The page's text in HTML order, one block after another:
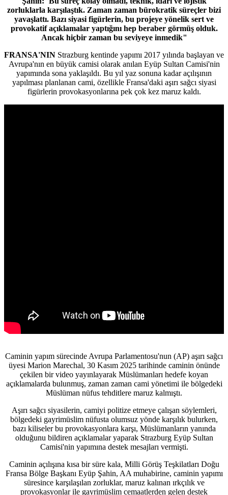
zorluklarla karşılaştık. Zaman zaman bürokratik süreçler bizi
yavaşlattı. Bazı siyasi figürlerin, bu projeye yönelik sert ve
provokatif açıklamalar yaptığını hep beraber görmüş olduk.
Ancak hiçbir zaman bu seviyeye inmedik"
FRANSA'NIN Strazburg kentinde yapımı 2017 yılında başlayan ve
Avrupa'nın en büyük camisi olarak anılan Eyüp Sultan Camisi'nin
yapımında sona yaklaşıldı. Bu yıl yaz sonuna kadar açılışının
yapılması planlanan cami, özellikle Fransa'daki aşırı sağcı siyasi
figürlerin provokasyonlarına pek çok kez maruz kaldı.
Caminin yapım sürecinde Avrupa Parlamentosu'nun (AP) aşırı sağcı
üyesi Marion Marechal, 30 Kasım 2025 tarihinde caminin önünde
çekilen bir video yayınlayarak Müslümanları hedefe koyan
açıklamalarda bulunmuş, zaman zaman cami yönetimi ile bölgedeki
Müslüman nüfus tehditlere maruz kalmıştı.
Aşırı sağcı siyasilerin, camiyi politize etmeye çalışan söylemleri,
bölgedeki gayrimüslim nüfusta olumsuz yönde karşılık bulurken,
bazı kiliseler bu provokasyonlara karşı, Müslümanların yanında
olduğunu bildiren açıklamalar yaparak Strazburg Eyüp Sultan
Camisi'nin yapımına destek mesajları vermişti.
Caminin açılışına kısa bir süre kala, Milli Görüş Teşkilatları Doğu
Fransa Bölge Başkanı Eyüp Şahin, AA muhabirine, caminin yapımı
süresince karşılaşılan zorluklar, maruz kalınan ırkçılık ve
provokasyonlar ile gayrimüslim cemaatlerden gelen destek